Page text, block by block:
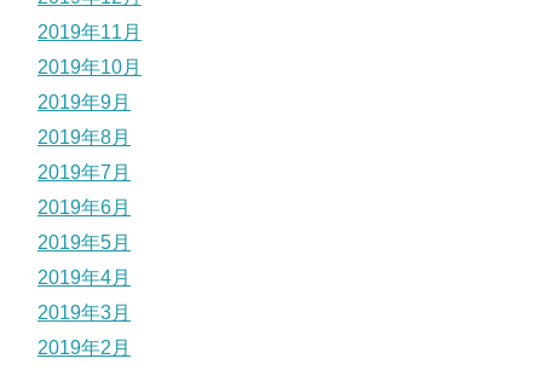
2019年11月
2019年10月
2019年9月
2019年8月
2019年7月
2019年6月
2019年5月
2019年4月
2019年3月
2019年2月